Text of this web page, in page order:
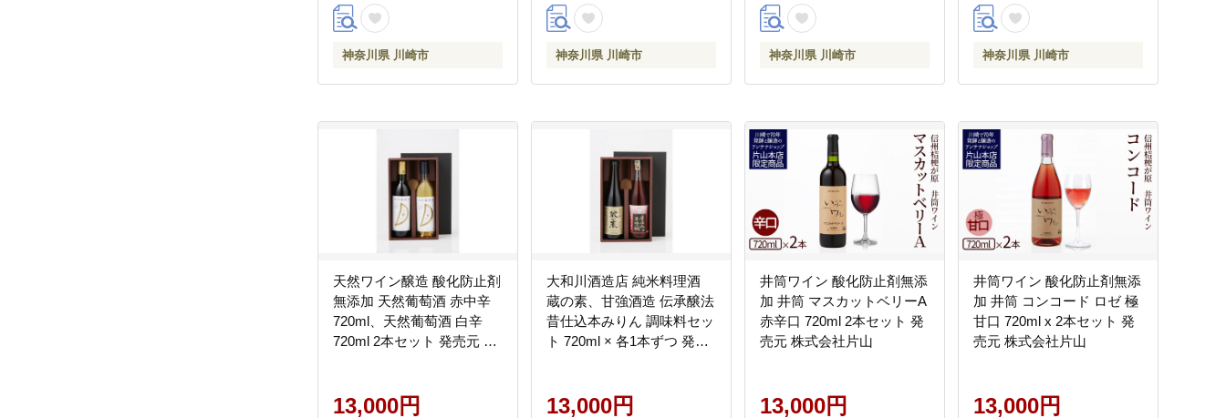
神奈川県 川崎市 神奈川県 川崎市 神奈川県 川崎市 神奈川県 川崎市
天然ワイン醸造 酸化防止剤
無添加 天然葡萄酒 赤中辛
720ml、天然葡萄酒 白辛
720ml 2本セット 発売元 株
13,000円
大和川酒造店 純米料理酒
蔵の素、甘強酒造 伝承醸法
昔仕込本みりん 調味料セッ
ト 720ml × 各1本ずつ 発売
13,000円
井筒ワイン 酸化防止剤無添
加 井筒 マスカットベリーA
赤辛口 720ml 2本セット 発
売元 株式会社片山
13,000円
井筒ワイン 酸化防止剤無添
加 井筒 コンコード ロゼ 極
甘口 720ml x 2本セット 発
売元 株式会社片山
13,000円